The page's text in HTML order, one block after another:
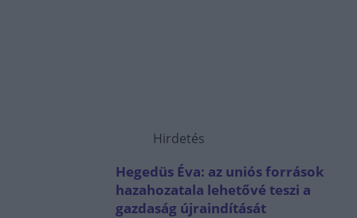
Hirdetés
Hegedüs Éva: az uniós források
hazahozatala lehetővé teszi a
gazdaság újraindítását